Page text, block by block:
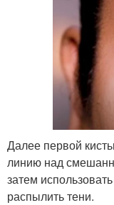
Далее первой
линию над
затем
распылить тени.